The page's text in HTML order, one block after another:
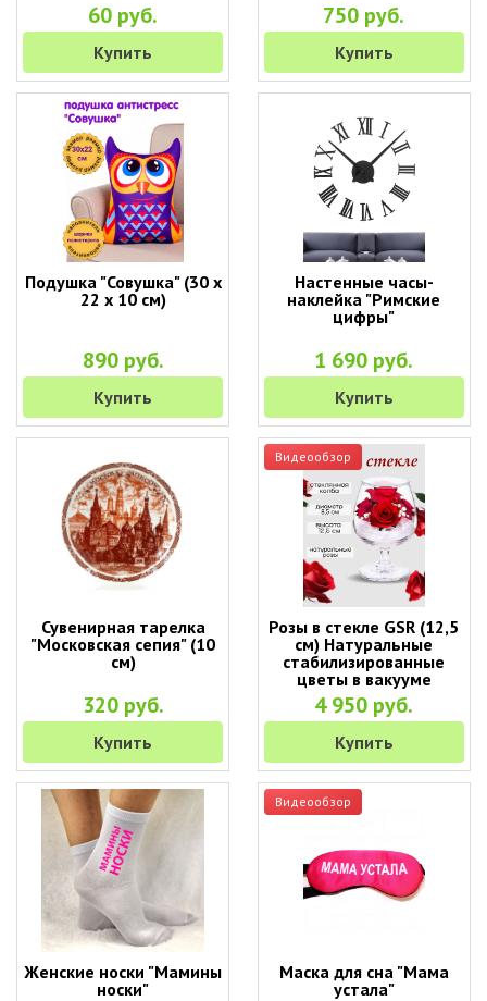
60 руб.
Купить
750 руб.
Купить
Подушка "Совушка" (30 х
22 х 10 см)
890 руб.
Купить
Настенные часы-
наклейка "Римские
цифры"
1 690 руб.
Купить
Сувенирная тарелка
"Московская сепия" (10
см)
320 руб.
Купить
Видеообзор
Розы в стекле GSR (12,5
см) Натуральные
стабилизированные
цветы в вакууме
4 950 руб.
Купить
Женские носки "Мамины
носки"
Видеообзор
Маска для сна "Мама
устала"